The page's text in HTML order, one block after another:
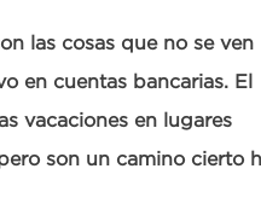
las cosas que no se ven
en cuentas bancarias. El
vacaciones en lugares
son un camino cierto